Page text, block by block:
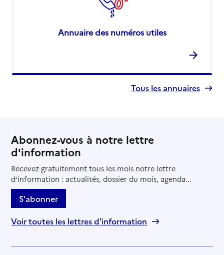
Annuaire des numéros utiles
Tous les annuaires
Abonnez-vous à notre lettre
d'information
Recevez gratuitement tous les mois notre lettre
d'information : actualités, dossier du mois, agenda...
S'abonner
Voir toutes les lettres d'information